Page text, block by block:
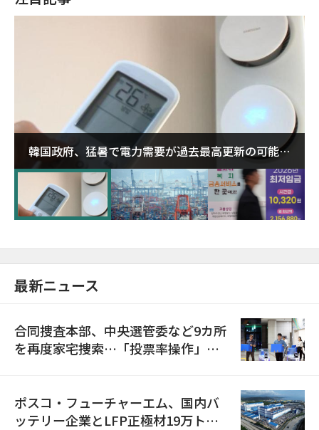
韓国政府、猛暑で電力需要が過去最高更新の可能性
に需給対応体制を点検
最新ニュース
合同捜査本部、中央選管委など9カ所
を再度家宅捜索…「投票率操作」の
ポスコ・フューチャーエム、国内バ
ッテリー企業とLFP正極材19万トン